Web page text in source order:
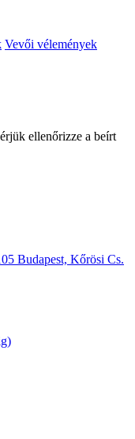
Vevői vélemények
ellenőrizze a beírt
Budapest, Kőrösi Cs.